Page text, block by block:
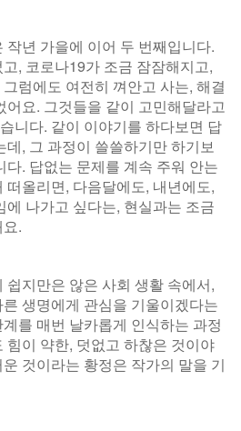
작년 가을에 이어 두 번째입니다.
, 코로나19가 조금 잠잠해지고,
럼에도 여전히 껴안고 사는, 해결
어요. 그것들을 같이 고민해달라고
니다. 같이 이야기를 하다보면 답
데, 그 과정이 쓸쓸하기만 하기보
다. 답없는 문제를 계속 주워 안는
떠올리면, 다음달에도, 내년에도,
에 나가고 싶다는, 현실과는 조금
.
쉽지만은 않은 사회 생활 속에서,
생명에게 관심을 기울이겠다는
를 매번 날카롭게 인식하는 과정
힘이 약한, 덧없고 하찮은 것이야
것이라는 황정은 작가의 말을 기